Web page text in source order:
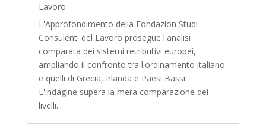
Lavoro
L'Approfondimento della Fondazion Studi
Consulenti del Lavoro prosegue l'analisi
comparata dei sistemi retributivi europei,
ampliando il confronto tra l'ordinamento italiano
e quelli di Grecia, Irlanda e Paesi Bassi.
L'indagine supera la mera comparazione dei
livelli...